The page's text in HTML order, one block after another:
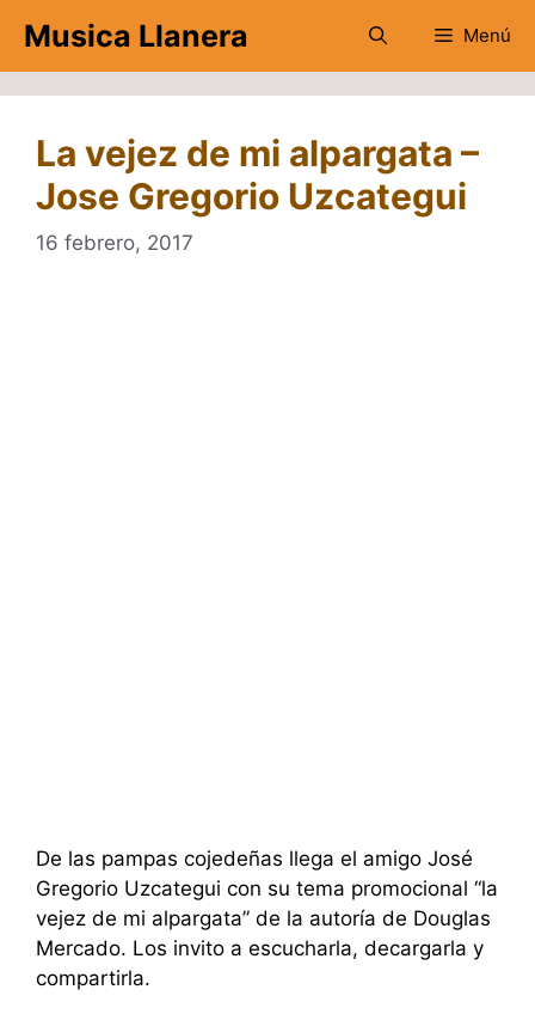
contenido
Musica Llanera Menú
La vejez de mi alpargata –
Jose Gregorio Uzcategui
16 febrero, 2017
De las pampas cojedeñas llega el amigo José
Gregorio Uzcategui con su tema promocional “la
vejez de mi alpargata” de la autoría de Douglas
Mercado. Los invito a escucharla, decargarla y
compartirla.